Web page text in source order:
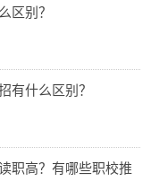
区别？
有什么区别？
职高？有哪些职校推